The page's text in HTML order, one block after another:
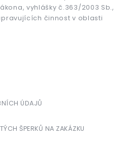
vyhlášky č.363/2003 Sb.,
činnost v oblasti
ÚDAJŮ
ŠPERKŮ NA ZAKÁZKU